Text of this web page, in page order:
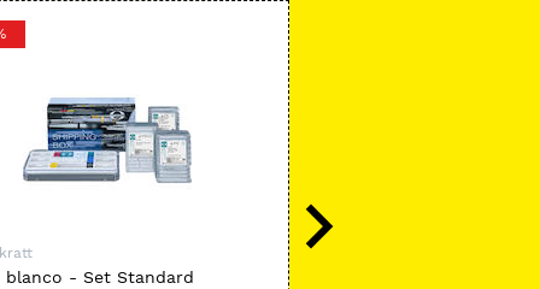
blanco - Set Standard